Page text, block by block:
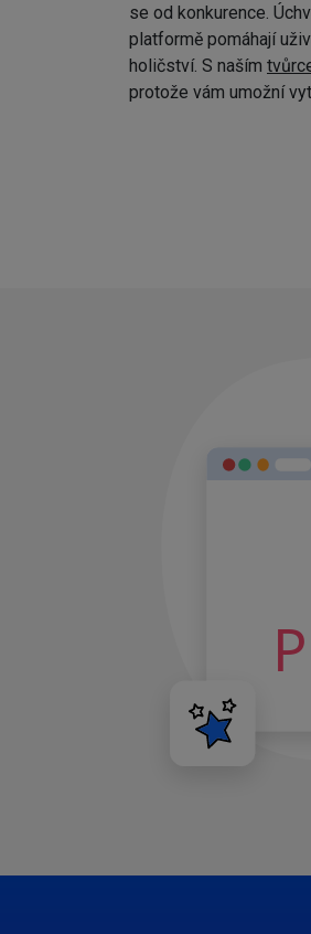
se od konkurence.
platformě pomáhají
holičství. S naším
protože vám umožní